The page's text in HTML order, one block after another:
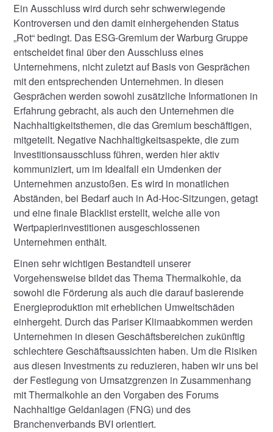
Ein Ausschluss wird durch sehr schwerwiegende
Kontroversen und den damit einhergehenden Status
„Rot“ bedingt. Das ESG-Gremium der Warburg Gruppe
entscheidet final über den Ausschluss eines
Unternehmens, nicht zuletzt auf Basis von Gesprächen
mit den entsprechenden Unternehmen. In diesen
Gesprächen werden sowohl zusätzliche Informationen in
Erfahrung gebracht, als auch den Unternehmen die
Nachhaltigkeitsthemen, die das Gremium beschäftigen,
mitgeteilt. Negative Nachhaltigkeitsaspekte, die zum
Investitionsausschluss führen, werden hier aktiv
kommuniziert, um im Idealfall ein Umdenken der
Unternehmen anzustoßen. Es wird in monatlichen
Abständen, bei Bedarf auch in Ad-Hoc-Sitzungen, getagt
und eine finale Blacklist erstellt, welche alle von
Wertpapierinvestitionen ausgeschlossenen
Unternehmen enthält.
Einen sehr wichtigen Bestandteil unserer
Vorgehensweise bildet das Thema Thermalkohle, da
sowohl die Förderung als auch die darauf basierende
Energieproduktion mit erheblichen Umweltschäden
einhergeht. Durch das Pariser Klimaabkommen werden
Unternehmen in diesen Geschäftsbereichen zukünftig
schlechtere Geschäftsaussichten haben. Um die Risiken
aus diesen Investments zu reduzieren, haben wir uns bei
der Festlegung von Umsatzgrenzen in Zusammenhang
mit Thermalkohle an den Vorgaben des Forums
Nachhaltige Geldanlagen (FNG) und des
Branchenverbands BVI orientiert.